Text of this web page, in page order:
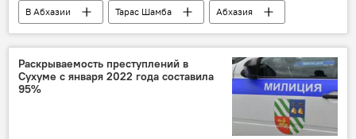
В Абхазии Тарас Шамба
Абхазия
Сухум
Раскрываемость преступлений в
Сухуме с января 2022 года составила
95%